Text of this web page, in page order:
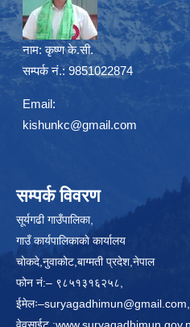
नाम: कृष्ण के.सी.
सम्पर्क नं.: 9851022874
Email:
kishunkc@gmail.com
सम्पर्क विवरण
सूर्यगढी गाउँपालिका,
गाउँ कार्यपालिकाकाे कार्यालय
चाेकदे,नुवाकोट,बाग्मती प्रदेश,नेपाल
फोन नं:– ९८५१३१६२५८,
ईमेलः–